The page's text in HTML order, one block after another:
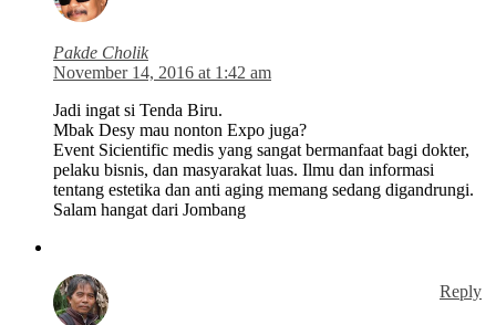
Pakde Cholik
November 14, 2016 at 1:42 am
Jadi ingat si Tenda Biru.
Mbak Desy mau nonton Expo juga?
Event Sicientific medis yang sangat bermanfaat bagi dokter,
pelaku bisnis, dan masyarakat luas. Ilmu dan informasi
tentang estetika dan anti aging memang sedang digandrungi.
Salam hangat dari Jombang
Reply